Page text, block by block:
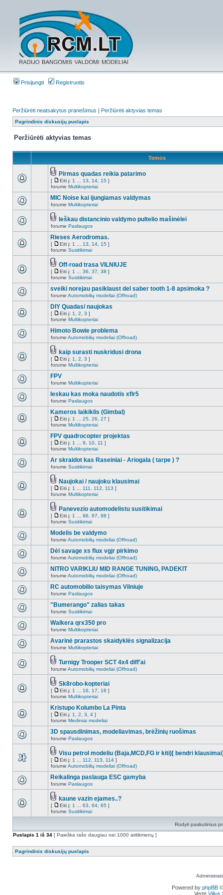
Prisijungti Registruotis
Peržiūrėti neatsakytus pranešimus | Peržiūrėti aktyvias temas
Pagrindinis diskusijų puslapis
Peržiūrėti aktyvias temas
Temos
Pirmas quadas reikia patarimo
[ Eiti į: 1 13 14 15 ]
forume Multikopteriai
MIC Noise kai ijungiamas valdymas
forume Multikopteriai
Ieškau distancinio valdymo pultelio mašinėlei
forume Paslaugos
Rieses Aerodromas.
[ Eiti į: 1 13 14 15 ]
forume Susitikimai
Off-road trasa VILNIUJE
[ Eiti į: 1 36 37 38 ]
forume Susitikimai
sveiki norejau pasiklaust del saber tooth 1-8 apsimoka ?
forume Automobilių modeliai (Offroad)
DIY Quadas/ naujokas
[ Eiti į: 1 2 3 ]
forume Multikopteriai
Himoto Bowie problema
forume Automobilių modeliai (Offroad)
kaip surasti nuskridusi drona
[ Eiti į: 1 2 3 ]
forume Multikopteriai
FPV
forume Multikopteriai
Ieskau kas moka naudotis xflr5
forume Paslaugos
Kameros laikiklis (Gimbal)
[ Eiti į: 1 25 26 27 ]
forume Multikopteriai
FPV quadrocopter projektas
[ Eiti į: 1 9 10 11 ]
forume Multikopteriai
Ar skraidot kas Raseiniai - Ariogala ( tarpe ) ?
forume Susitikimai
Naujokai / naujoku klausimai
[ Eiti į: 1 111 112 113 ]
forume Multikopteriai
Panevezio automodelistu susitikimai
[ Eiti į: 1 96 97 98 ]
forume Susitikimai
Modelis be valdymo
forume Automobilių modeliai (Offroad)
Dėl savage xs flux vgjr pirkimo
forume Automobilių modeliai (Offroad)
NITRO VARIKLIU MID RANGE TUNING, PADEKIT
forume Automobilių modeliai (Offroad)
RC automobilio taisymas Vilniuje
forume Paslaugos
"Bumerango" zalias takas
forume Susitikimai
Walkera qrx350 pro
forume Multikopteriai
Avarinė prarastos skaidyklės signalizacija
forume Multikopteriai
Turnigy Trooper SCT 4x4 diff'ai
forume Automobilių modeliai (Offroad)
Sk8robo-kopteriai
[ Eiti į: 1 16 17 18 ]
forume Multikopteriai
Kristupo Kolumbo La Pinta
[ Eiti į: 1 2 3 4 ]
forume Mediniai modeliai
3D spausdinimas, modeliavimas, brėžinių ruošimas
forume Paslaugos
Visu petrol modeliu (Baja,MCD,FG ir kiti)[ bendri
[ Eiti į: 1 112 113 114 ]
forume Automobilių modeliai (Offroad)
Reikalinga paslauga ESC gamyba
forume Paslaugos
kaune vazin ejames..?
[ Eiti į: 1 63 64 65 ]
forume Susitikimai
Rodyti paskutinius
Puslapis 1 iš 34 [ Paieška rašo daugiau nei 1000 atitikmenų ]
Pagrindinis diskusijų puslapis
Powered by phpBB
Vertė Vilius